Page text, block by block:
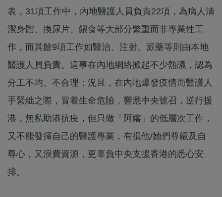
表，31項工作中，內地醫護人員負責22項，為病人清
潔身體、換尿片、餵食等大部分繁重而非專業性工
作，而其餘9項工作如醫治、注射、派藥等則由本地
醫護人員負責。這事在內地網絡掀起不少熱議，認為
分工不均、不合理；況且，在內地爆發疫情而醫護人
手緊絀之際，冒着生命危險，響應中央號召，逆行援
港，無私助港抗疫，但只做「阿嬸」的低層次工作，
又不能發揮自己的醫護專業，有損他/她們尊嚴及自
尊心，又浪費資源，更辜負中央支援香港的悉心安
排。